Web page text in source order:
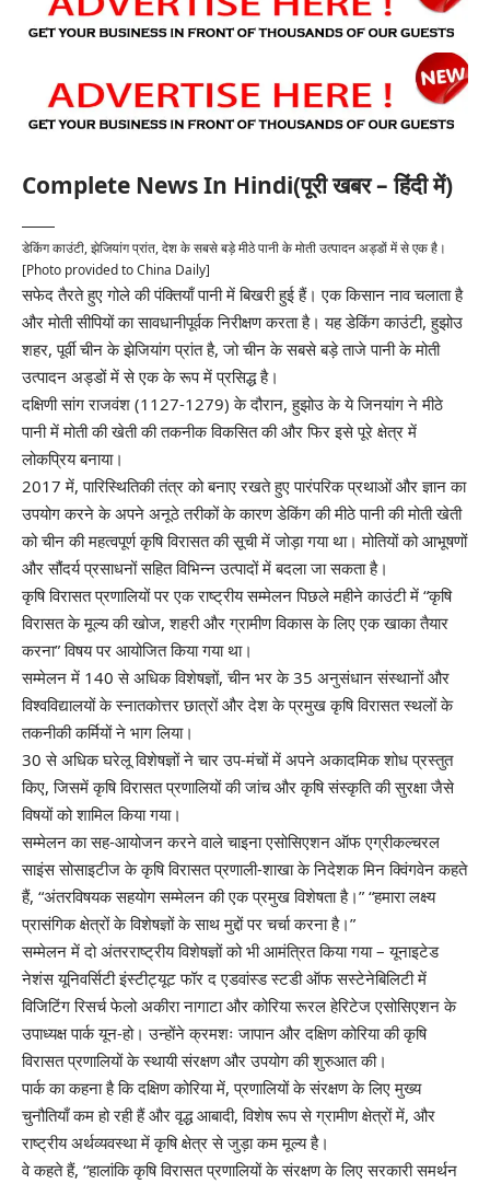
Complete News In Hindi(पूरी खबर – हिंदी में)
डेकिंग काउंटी, झेजियांग प्रांत, देश के सबसे बड़े मीठे पानी के मोती उत्पादन अड्डों में से एक है।
[Photo provided to China Daily]
सफेद तैरते हुए गोले की पंक्तियाँ पानी में बिखरी हुई हैं। एक किसान नाव चलाता है
और मोती सीपियों का सावधानीपूर्वक निरीक्षण करता है। यह डेकिंग काउंटी, हुझोउ
शहर, पूर्वी चीन के झेजियांग प्रांत है, जो चीन के सबसे बड़े ताजे पानी के मोती
उत्पादन अड्डों में से एक के रूप में प्रसिद्ध है।
दक्षिणी सांग राजवंश (1127-1279) के दौरान, हुझोउ के ये जिनयांग ने मीठे
पानी में मोती की खेती की तकनीक विकसित की और फिर इसे पूरे क्षेत्र में
लोकप्रिय बनाया।
2017 में, पारिस्थितिकी तंत्र को बनाए रखते हुए पारंपरिक प्रथाओं और ज्ञान का
उपयोग करने के अपने अनूठे तरीकों के कारण डेकिंग की मीठे पानी की मोती खेती
को चीन की महत्वपूर्ण कृषि विरासत की सूची में जोड़ा गया था। मोतियों को आभूषणों
और सौंदर्य प्रसाधनों सहित विभिन्न उत्पादों में बदला जा सकता है।
कृषि विरासत प्रणालियों पर एक राष्ट्रीय सम्मेलन पिछले महीने काउंटी में “कृषि
विरासत के मूल्य की खोज, शहरी और ग्रामीण विकास के लिए एक खाका तैयार
करना” विषय पर आयोजित किया गया था।
सम्मेलन में 140 से अधिक विशेषज्ञों, चीन भर के 35 अनुसंधान संस्थानों और
विश्वविद्यालयों के स्नातकोत्तर छात्रों और देश के प्रमुख कृषि विरासत स्थलों के
तकनीकी कर्मियों ने भाग लिया।
30 से अधिक घरेलू विशेषज्ञों ने चार उप-मंचों में अपने अकादमिक शोध प्रस्तुत
किए, जिसमें कृषि विरासत प्रणालियों की जांच और कृषि संस्कृति की सुरक्षा जैसे
विषयों को शामिल किया गया।
सम्मेलन का सह-आयोजन करने वाले चाइना एसोसिएशन ऑफ एग्रीकल्चरल
साइंस सोसाइटीज के कृषि विरासत प्रणाली-शाखा के निदेशक मिन क्विंगवेन कहते
हैं, “अंतरविषयक सहयोग सम्मेलन की एक प्रमुख विशेषता है।” “हमारा लक्ष्य
प्रासंगिक क्षेत्रों के विशेषज्ञों के साथ मुद्दों पर चर्चा करना है।”
सम्मेलन में दो अंतरराष्ट्रीय विशेषज्ञों को भी आमंत्रित किया गया – यूनाइटेड
नेशंस यूनिवर्सिटी इंस्टीट्यूट फॉर द एडवांस्ड स्टडी ऑफ सस्टेनेबिलिटी में
विजिटिंग रिसर्च फेलो अकीरा नागाटा और कोरिया रूरल हेरिटेज एसोसिएशन के
उपाध्यक्ष पार्क यून-हो। उन्होंने क्रमशः जापान और दक्षिण कोरिया की कृषि
विरासत प्रणालियों के स्थायी संरक्षण और उपयोग की शुरुआत की।
पार्क का कहना है कि दक्षिण कोरिया में, प्रणालियों के संरक्षण के लिए मुख्य
चुनौतियाँ कम हो रही हैं और वृद्ध आबादी, विशेष रूप से ग्रामीण क्षेत्रों में, और
राष्ट्रीय अर्थव्यवस्था में कृषि क्षेत्र से जुड़ा कम मूल्य है।
वे कहते हैं, “हालांकि कृषि विरासत प्रणालियों के संरक्षण के लिए सरकारी समर्थन